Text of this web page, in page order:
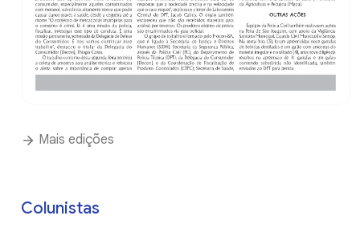
Mais edições
Colunistas